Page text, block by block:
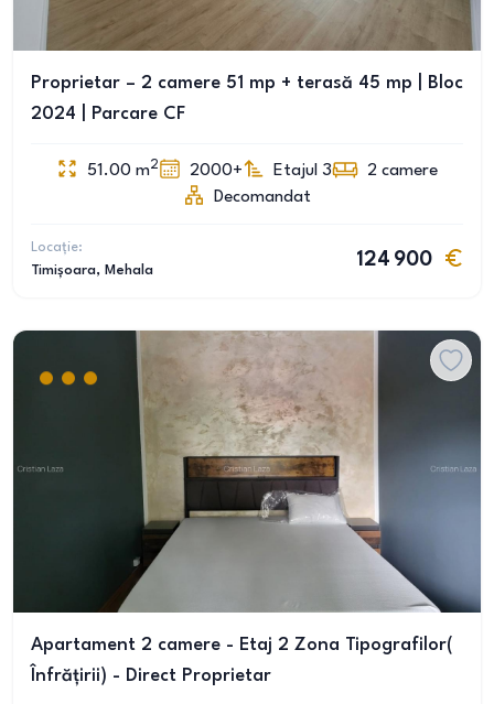
Proprietar – 2 camere 51 mp + terasă 45 mp | Bloc
2024 | Parcare CF
51.00 m2 2000+ Etajul 3 2 camere
Decomandat
Locație:
Timișoara, Mehala
124 900
Apartament 2 camere - Etaj 2 Zona Tipografilor(
Înfrățirii) - Direct Proprietar